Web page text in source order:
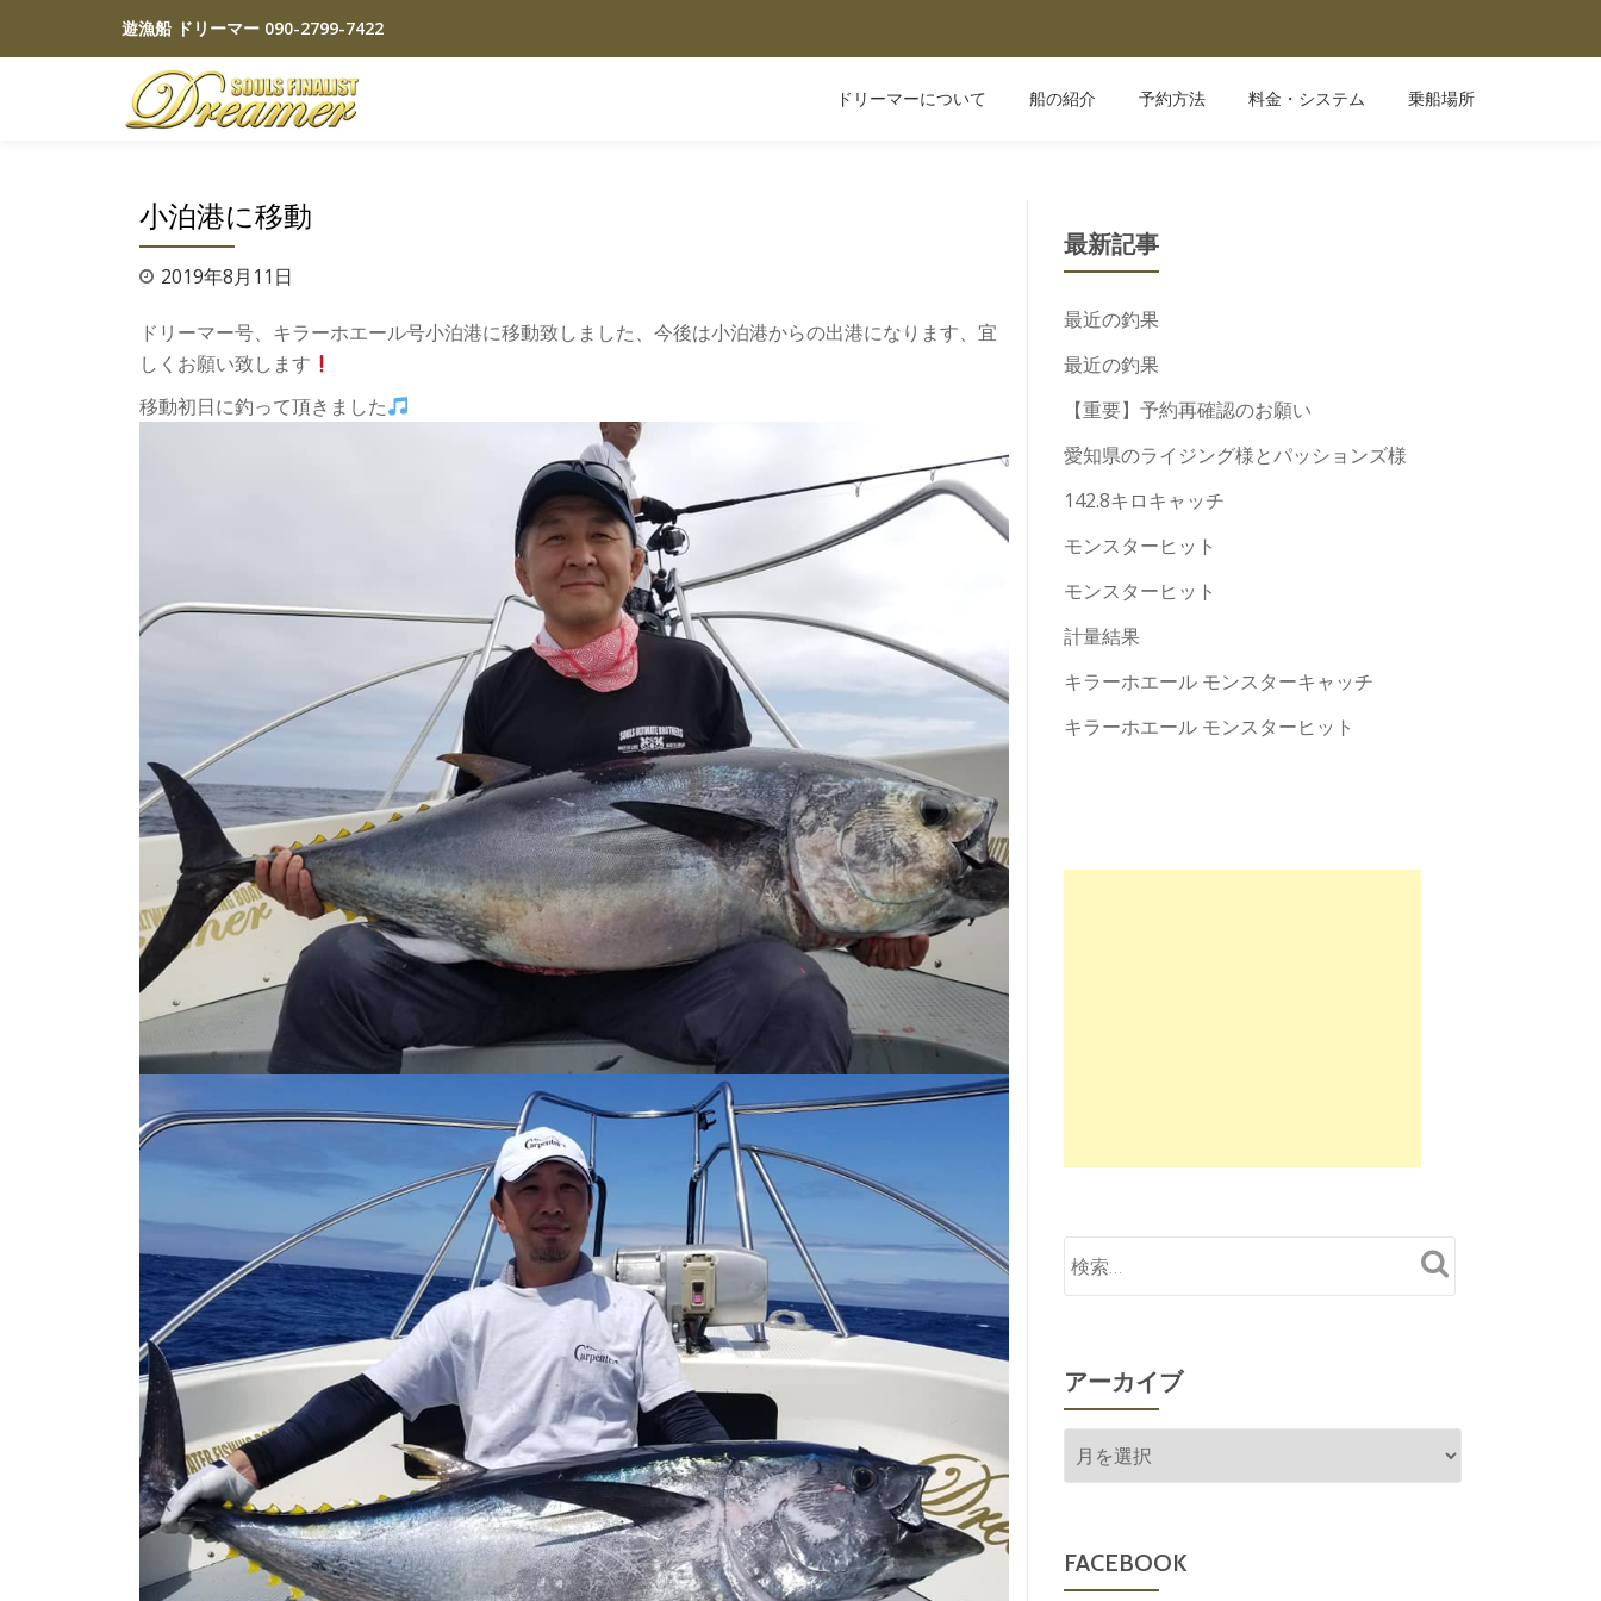
コ
遊漁船 ドリーマー 090-2799-7422
ドリーマーについて 船の紹介 予約方法 料金・システム 乗船場所
小泊港に移動
2019年8月11日
ドリーマー号、キラーホエール号小泊港に移動致しました、今後は小泊港からの出港になります、宜
しくお願い致します
移動初日に釣って頂きました
最新記事
最近の釣果
最近の釣果
【重要】予約再確認のお願い
愛知県のライジング様とパッションズ様
142.8キロキャッチ
モンスターヒット
モンスターヒット
計量結果
キラーホエール モンスターキャッチ
キラーホエール モンスターヒット
アーカイブ
ア
ー
ブ
FACEBOOK